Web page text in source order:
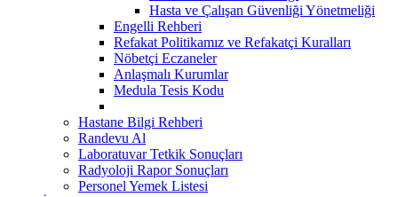
Hasta ve Çalışan Güvenliği Yönetmeliği
Engelli Rehberi
Refakat Politikamız ve Refakatçi Kuralları
Nöbetçi Eczaneler
Anlaşmalı Kurumlar
Medula Tesis Kodu
Hastane Bilgi Rehberi
Randevu Al
Laboratuvar Tetkik Sonuçları
Radyoloji Rapor Sonuçları
Personel Yemek Listesi